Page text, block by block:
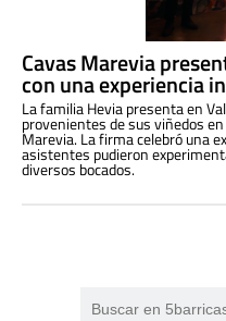
Cavas Marevia
con una experiencia
La familia Hevia presenta en
provenientes de sus viñedos
Marevia. La firma celebró una
asistentes pudieron
diversos bocados.